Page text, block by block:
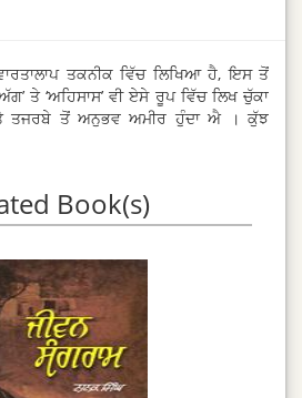
ਤਕਨੀਕ ਵਿੱਚ ਲਿਖਿਆ ਹੈ, ਇਸ ਤੋਂ
ਤੇ ‘ਅਹਿਸਾਸ’ ਵੀ ਏਸੇ ਰੂਪ ਵਿੱਚ ਲਿਖ ਚੁੱਕਾ
ਤੋਂ ਅਨੁਭਵ ਅਮੀਰ ਹੁੰਦਾ ਐ । ਕੁੱਝ
ਲਿਖੀਆਂ ਹਨ । ਇਹ ਕਹਾਣੀ ਦੇ ਦੁੱਧ ਤੋਂ ਮਲਾਈ
Book(s)